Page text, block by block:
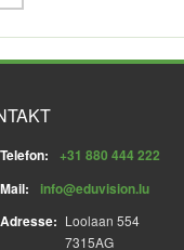
Telefon:
+31 880 444 222
Mail:
info@eduvision.lu
Adresse: Loolaan 554
7315AG